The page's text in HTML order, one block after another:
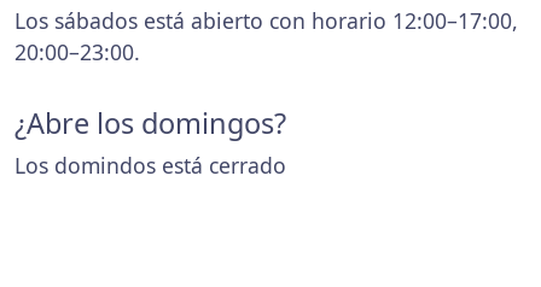
Los sábados está abierto con horario 12:00–17:00,
20:00–23:00.
¿Abre los domingos?
Los domindos está cerrado